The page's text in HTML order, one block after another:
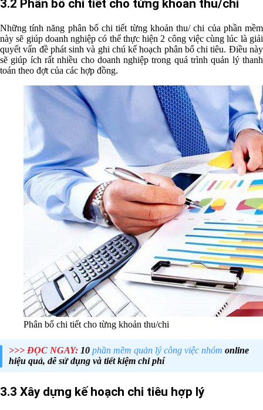
3.2 Phân bổ chi tiết cho từng khoản thu/chi
Những tính năng phân bổ chi tiết từng khoản thu/ chi của phần mềm
này sẽ giúp doanh nghiệp có thể thực hiện 2 công việc cùng lúc là giải
quyết vấn đề phát sinh và ghi chú kế hoạch phân bổ chi tiêu. Điều này
sẽ giúp ích rất nhiều cho doanh nghiệp trong quá trình quản lý thanh
toán theo đợt của các hợp đồng.
Phân bổ chi tiết cho từng khoản thu/chi
>>> ĐỌC NGAY: 10 phần mềm quản lý công việc nhóm online
hiệu quả, dễ sử dụng và tiết kiệm chi phí
3.3 Xây dựng kế hoạch chi tiêu hợp lý